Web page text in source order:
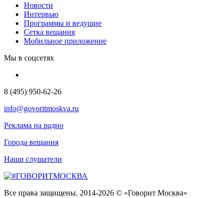
Новости
Интервью
Программы и ведущие
Сетка вещания
Мобильное приложение
Мы в соцсетях
8 (495) 950-62-26
info@govoritmoskva.ru
Реклама на радио
Города вещания
Наши слушатели
Все права защищены. 2014-2026 © «Говорит Москва»